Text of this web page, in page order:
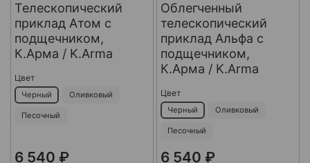
Телескопический
приклад Атом с
подщечником,
К.Арма / K.Arma
Цвет
Черный Оливковый
Песочный
6 540 ₽
Облегченный
телескопический
приклад Альфа с
подщечником,
К.Арма / K.Arma
Цвет
Черный Оливковый
Песочный
6 540 ₽